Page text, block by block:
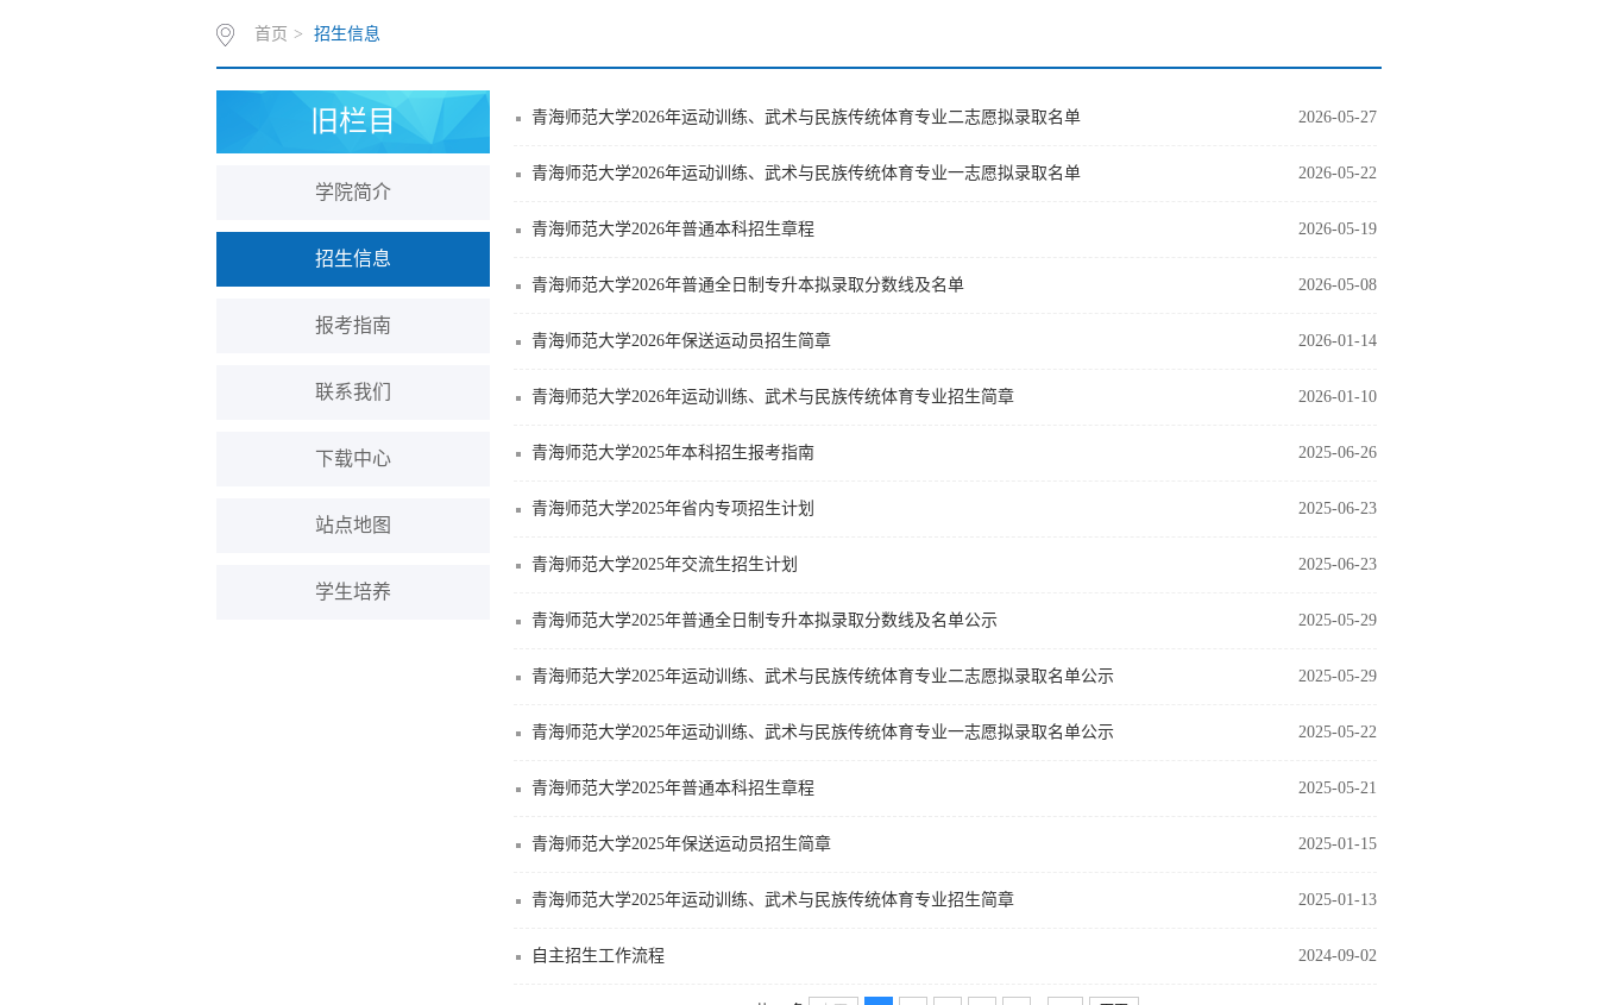
首页 > 招生信息
旧栏目
学院简介
招生信息
报考指南
联系我们
下载中心
站点地图
学生培养
2026-05-27
青海师范大学2026年运动训练、武术与民族传统体育专业二志愿拟录取名单
2026-05-22
青海师范大学2026年运动训练、武术与民族传统体育专业一志愿拟录取名单
2026-05-19
青海师范大学2026年普通本科招生章程
2026-05-08
青海师范大学2026年普通全日制专升本拟录取分数线及名单
2026-01-14
青海师范大学2026年保送运动员招生简章
2026-01-10
青海师范大学2026年运动训练、武术与民族传统体育专业招生简章
2025-06-26
青海师范大学2025年本科招生报考指南
2025-06-23
青海师范大学2025年省内专项招生计划
2025-06-23
青海师范大学2025年交流生招生计划
2025-05-29
青海师范大学2025年普通全日制专升本拟录取分数线及名单公示
2025-05-29
青海师范大学2025年运动训练、武术与民族传统体育专业二志愿拟录取名单公示
2025-05-22
青海师范大学2025年运动训练、武术与民族传统体育专业一志愿拟录取名单公示
2025-05-21
青海师范大学2025年普通本科招生章程
2025-01-15
青海师范大学2025年保送运动员招生简章
2025-01-13
青海师范大学2025年运动训练、武术与民族传统体育专业招生简章
2024-09-02
自主招生工作流程